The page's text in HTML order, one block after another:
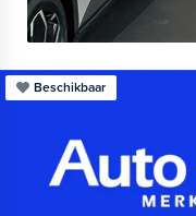
Beschikbaar